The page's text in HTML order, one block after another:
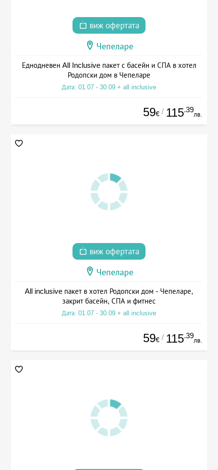
виж офертата
Чепеларе
Еднодневен All Inclusive пакет с басейн и СПА в хотел
Родопски дом в Чепеларе
Дата: 01.07 - 30.09 + all inclusive
59€ / 115.39
лв.
виж офертата
Чепеларе
All inclusive пакет в хотел Родопски дом - Чепеларе,
закрит басейн, СПА и фитнес
Дата: 01.07 - 30.09 + all inclusive
59€ / 115.39
лв.